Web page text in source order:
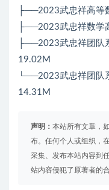
├──2023武忠祥高等
├──2023武忠祥数学
├──2023武忠祥团队
19.02M
└──2023武忠祥团队
14.31M
声明： 本站所有文章，
布。任何个人或组织，
采集、发布本站内容到
站内容侵犯了原著者的